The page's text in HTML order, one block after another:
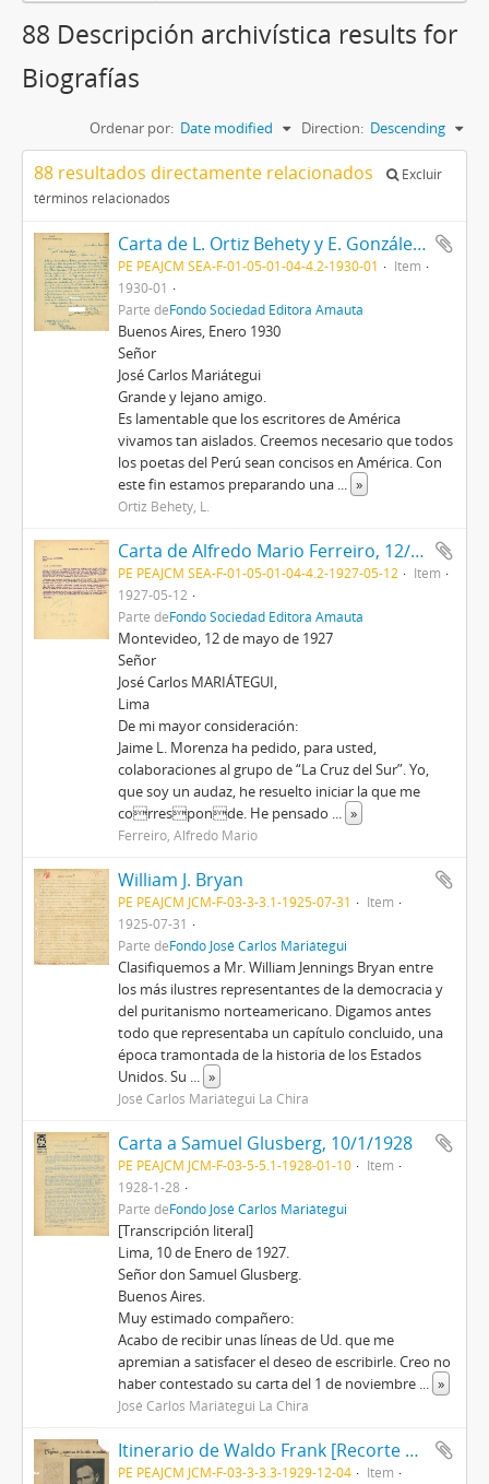
88 Descripción archivística results for
Biografías
Ordenar por: Date modified Direction: Descending
88 resultados directamente relacionados
Excluir
términos relacionados
Carta de L. Ortiz Behety y E. González Trillo, 1/1930
PE PEAJCM SEA-F-01-05-01-04-4.2-1930-01
Item
1930-01
Parte deFondo Sociedad Editora Amauta
Buenos Aires, Enero 1930
Señor
José Carlos Mariátegui
Grande y lejano amigo.
Es lamentable que los escritores de América
vivamos tan aislados. Creemos necesario que todos
los poetas del Perú sean concisos en América. Con
este fin estamos preparando una ... »
Ortiz Behety, L.
Carta de Alfredo Mario Ferreiro, 12/5/1927
PE PEAJCM SEA-F-01-05-01-04-4.2-1927-05-12
Item
1927-05-12
Parte deFondo Sociedad Editora Amauta
Montevideo, 12 de mayo de 1927
Señor
José Carlos MARIÁTEGUI,
Lima
De mi mayor consideración:
Jaime L. Morenza ha pedido, para usted,
colaboraciones al grupo de “La Cruz del Sur”. Yo,
que soy un audaz, he resuelto iniciar la que me
corresponde. He pensado ... »
Ferreiro, Alfredo Mario
William J. Bryan
PE PEAJCM JCM-F-03-3-3.1-1925-07-31
Item
1925-07-31
Parte deFondo José Carlos Mariátegui
Clasifiquemos a Mr. William Jennings Bryan entre
los más ilustres representantes de la democracia y
del puritanismo norteamericano. Digamos antes
todo que representaba un capítulo concluido, una
época tramontada de la historia de los Estados
Unidos. Su ... »
José Carlos Mariátegui La Chira
Carta a Samuel Glusberg, 10/1/1928
PE PEAJCM JCM-F-03-5-5.1-1928-01-10
Item
1928-1-28
Parte deFondo José Carlos Mariátegui
[Transcripción literal]
Lima, 10 de Enero de 1927.
Señor don Samuel Glusberg.
Buenos Aires.
Muy estimado compañero:
Acabo de recibir unas líneas de Ud. que me
apremian a satisfacer el deseo de escribirle. Creo no
haber contestado su carta del 1 de noviembre ... »
José Carlos Mariátegui La Chira
Itinerario de Waldo Frank [Recorte de prensa]
PE PEAJCM JCM-F-03-3-3.3-1929-12-04
Item